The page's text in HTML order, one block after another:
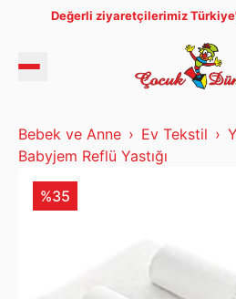
Değerli ziyaretçilerimiz
Bebek ve Anne Ev Tekstil
Babyjem Reflü Yastığı
%35